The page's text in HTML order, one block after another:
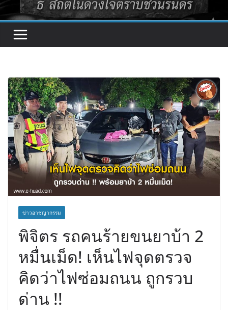
ข่าวอาชญากรรม
พิจิตร รถคนร้ายขนยาบ้า 2
หมื่นเม็ด! เห็นไฟจุดตรวจ
คิดว่าไฟซ่อมถนน ถูกรวบ
ด่าน !!